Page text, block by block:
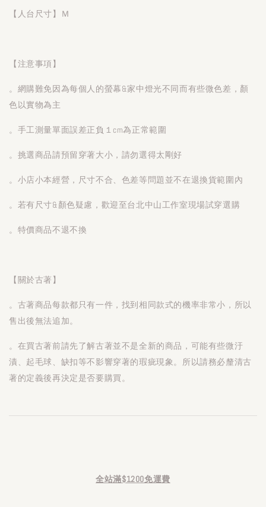
【人台尺寸】Ｍ
【注意事項】
。網購難免因為每個人的螢幕&家中燈光不同而有些微色差，顏
色以實物為主
。手工測量單面誤差正負１cm為正常範圍
。挑選商品請預留穿著大小，請勿選得太剛好
。小店小本經營，尺寸不合、色差等問題並不在退換貨範圍內
。若有尺寸&顏色疑慮，歡迎至台北中山工作室現場試穿選購
。特價商品不退不換
【關於古著】
。古著商品每款都只有一件，找到相同款式的機率非常小，所以
售出後無法追加。
。在買古著前請先了解古著並不是全新的商品，可能有些微汙
漬、起毛球、缺扣等不影響穿著的瑕疵現象。所以請務必釐清古
著的定義後再決定是否要購買。
全站滿$1200免運費